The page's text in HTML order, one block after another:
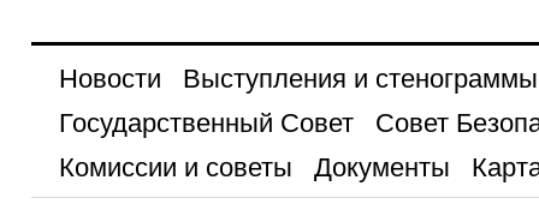
Новости
Выступления и стенограммы
Государственный Совет
Совет
Комиссии и советы
Документы